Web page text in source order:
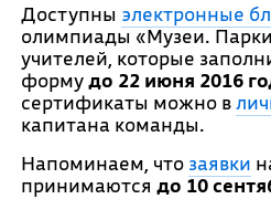
Доступны электронные
олимпиады «Музеи.
учителей, которые
формудо 22 июня 2016
сертификаты можно в
капитана команды.
Напоминаем, что заявки
принимаются до 10